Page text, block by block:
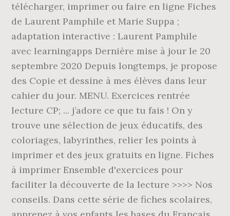
télécharger, imprimer ou faire en ligne Fiches
de Laurent Pamphile et Marie Suppa ;
adaptation interactive : Laurent Pamphile
avec learningapps Dernière mise à jour le 20
septembre 2020 Depuis longtemps, je propose
des Copie et dessine à mes élèves dans leur
cahier du jour. MENU. Exercices rentrée
lecture CP; ... j’adore ce que tu fais ! On y
trouve une sélection de jeux éducatifs, des
coloriages, labyrinthes, relier les points à
imprimer et des jeux gratuits en ligne. Fiches
à imprimer Ensemble d'exercices pour
faciliter la découverte de la lecture >>>> Nos
conseils. Dans cette série de fiches scolaires,